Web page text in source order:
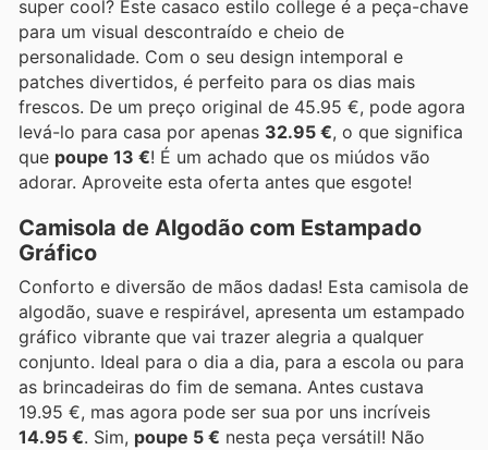
super cool? Este casaco estilo college é a peça-chave
para um visual descontraído e cheio de
personalidade. Com o seu design intemporal e
patches divertidos, é perfeito para os dias mais
frescos. De um preço original de 45.95 €, pode agora
levá-lo para casa por apenas 32.95 €, o que significa
que poupe 13 €! É um achado que os miúdos vão
adorar. Aproveite esta oferta antes que esgote!
Camisola de Algodão com Estampado
Gráfico
Conforto e diversão de mãos dadas! Esta camisola de
algodão, suave e respirável, apresenta um estampado
gráfico vibrante que vai trazer alegria a qualquer
conjunto. Ideal para o dia a dia, para a escola ou para
as brincadeiras do fim de semana. Antes custava
19.95 €, mas agora pode ser sua por uns incríveis
14.95 €. Sim, poupe 5 € nesta peça versátil! Não